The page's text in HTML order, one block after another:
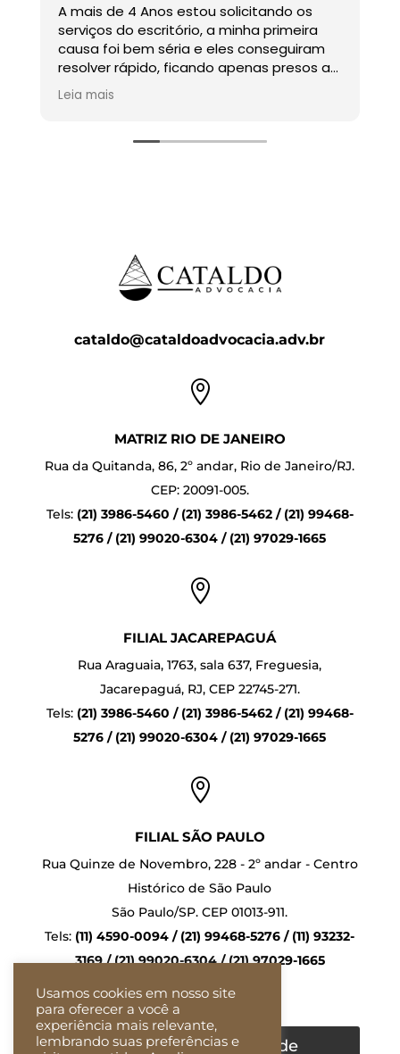
A mais de 4 Anos estou solicitando os
serviços do escritório, a minha primeira
causa foi bem séria e eles conseguiram
resolver rápido, ficando apenas presos ao
tempo do próprio judiciário, indico sem
dúvidas o escritório.
Leia mais
cataldo@cataldoadvocacia.adv.br

MATRIZ RIO DE JANEIRO
Rua da Quitanda, 86, 2º andar, Rio de Janeiro/RJ.
CEP: 20091-005.
Tels: (21) 3986-5460 / (21) 3986-5462 / (21) 99468-
5276 / (21) 99020-6304 / (21) 97029-1665

FILIAL JACAREPAGUÁ
Rua Araguaia, 1763, sala 637, Freguesia,
Jacarepaguá, RJ, CEP 22745-271.
Tels: (21) 3986-5460 / (21) 3986-5462 / (21) 99468-
5276 / (21) 99020-6304 / (21) 97029-1665

FILIAL SÃO PAULO
Rua Quinze de Novembro, 228 - 2º andar - Centro
Histórico de São Paulo
São Paulo/SP. CEP 01013-911.
Tels: (11) 4590-0094 / (21) 99468-5276 / (11) 93232-
3169 / (21) 99020-6304 / (21) 97029-1665
Confira nossa Política de
Usamos cookies em nosso site
para oferecer a você a
experiência mais relevante,
lembrando suas preferências e